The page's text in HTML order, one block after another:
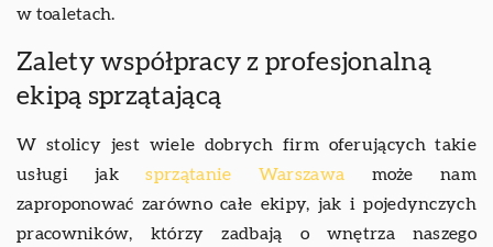
w toaletach.
Zalety współpracy z profesjonalną
ekipą sprzątającą
W stolicy jest wiele dobrych firm oferujących takie
usługi jaksprzątanie Warszawa może nam
zaproponować zarówno całe ekipy, jak i pojedynczych
pracowników, którzy zadbają o wnętrza naszego